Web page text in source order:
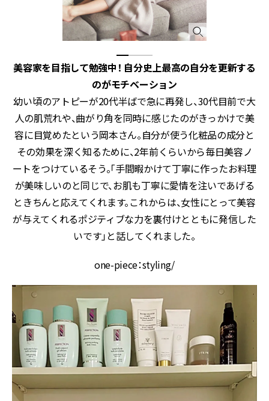
美容家を目指して勉強中！ 自分史上最高の自分を更新する
のがモチベーション
幼い頃のアトピーが20代半ばで急に再発し、30代目前で大
人の肌荒れや、曲がり角を同時に感じたのがきっかけで美
容に目覚めたという岡本さん。自分が使う化粧品の成分と
その効果を深く知るために、2年前くらいから毎日美容ノ
ートをつけているそう。「手間暇かけて丁寧に作ったお料理
が美味しいのと同じで、お肌も丁寧に愛情を注いであげる
ときちんと応えてくれます。これからは、女性にとって美容
が与えてくれるポジティブな力を裏付けとともに発信した
いです」と話してくれました。
one-piece：styling/